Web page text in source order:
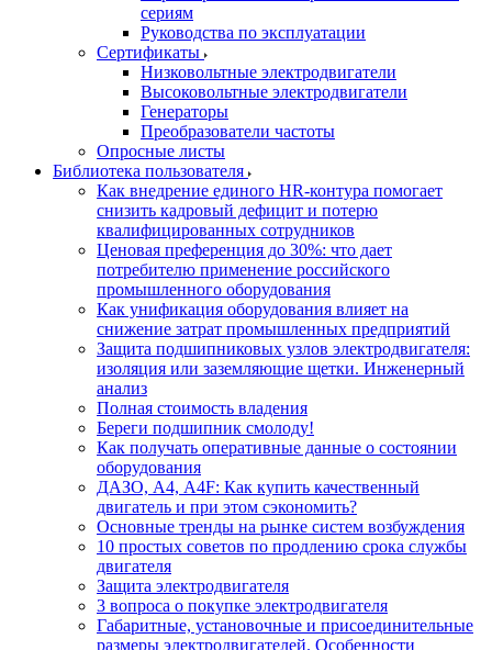
сериям
Руководства по эксплуатации
Сертификаты
Низковольтные электродвигатели
Высоковольтные электродвигатели
Генераторы
Преобразователи частоты
Опросные листы
Библиотека пользователя
Как внедрение единого HR-контура помогает
снизить кадровый дефицит и потерю
квалифицированных сотрудников
Ценовая преференция до 30%: что дает
потребителю применение российского
промышленного оборудования
Как унификация оборудования влияет на
снижение затрат промышленных предприятий
Защита подшипниковых узлов электродвигателя:
изоляция или заземляющие щетки. Инженерный
анализ
Полная стоимость владения
Береги подшипник смолоду!
Как получать оперативные данные о состоянии
оборудования
ДАЗО, А4, А4F: Как купить качественный
двигатель и при этом сэкономить?
Основные тренды на рынке систем возбуждения
10 простых советов по продлению срока службы
двигателя
Защита электродвигателя
3 вопроса о покупке электродвигателя
Габаритные, установочные и присоединительные
размеры электродвигателей. Особенности